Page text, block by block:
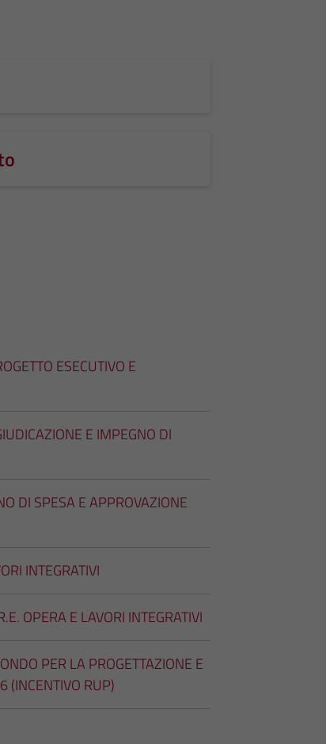
ESECUTIVO E
E IMPEGNO DI
DI SPESA E APPROVAZIONE
INTEGRATIVI
OPERA E LAVORI INTEGRATIVI
PER LA PROGETTAZIONE E
(INCENTIVO RUP)